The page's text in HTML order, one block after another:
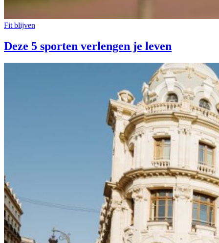
Fit blijven
Deze 5 sporten verlengen je leven